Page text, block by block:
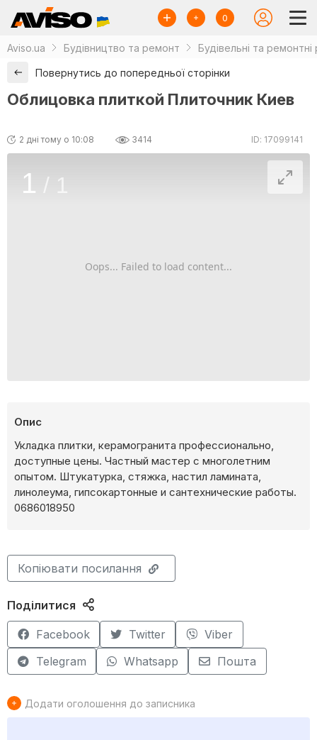
0
Aviso.ua Будівництво та ремонт Будівельні та
Повернутись до попередньої сторінки
Облицовка плиткой Плиточник Киев
2 дні тому о 10:08 3414 ID: 17099141
Oops... Failed to load content...
1 / 1
Опис
Укладка плитки, керамогранита профессионально,
доступные цены. Частный мастер с многолетним
опытом. Штукатурка, стяжка, настил ламината,
линолеума, гипсокартонные и сантехнические работы.
0686018950
Копіювати посилання
Поділитися
Facebook Twitter
Viber
Telegram
Whatsapp Пошта
Додати оголошення до записника